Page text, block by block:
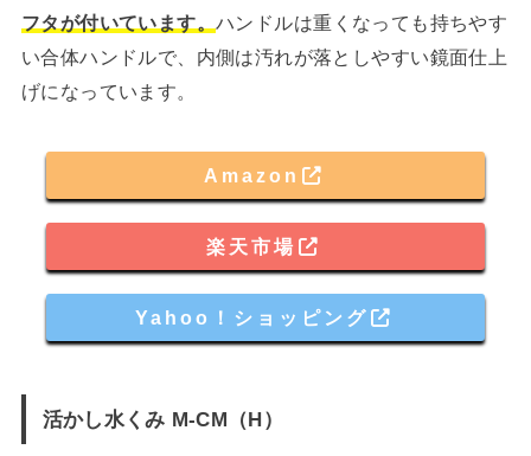
フタが付いています。ハンドルは重くなっても持ちやす
い合体ハンドルで、内側は汚れが落としやすい鏡面仕上
げになっています。
Amazon
楽天市場
Yahoo！ショッピング
活かし水くみ M-CM（H）